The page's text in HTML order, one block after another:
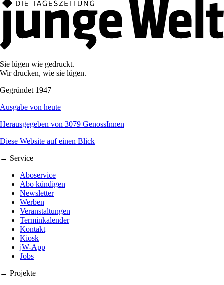
Sie lügen wie gedruckt.
Wir drucken, wie sie lügen.
Gegründet 1947
Ausgabe von heute
Herausgegeben von 3079 GenossInnen
Diese Website auf einen Blick
→ Service
Aboservice
Abo kündigen
Newsletter
Werben
Veranstaltungen
Terminkalender
Kontakt
Kiosk
jW-App
Jobs
→ Projekte